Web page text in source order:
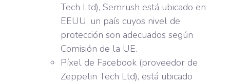
Tech Ltd), Semrush está ubicado en
EEUU, un país cuyos nivel de
protección son adecuados según
Comisión de la UE.
Píxel de Facebook (proveedor de
Zeppelin Tech Ltd), está ubicado